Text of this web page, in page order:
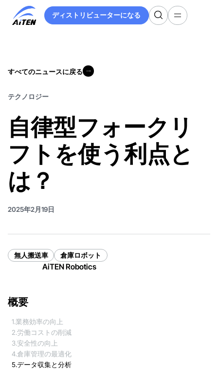
ディストリビューターになる
ディストリビューターになる
すべてのニュースに戻る
テクノロジー
自律型フォークリ
フトを使う利点と
は？
2025年2月19日
無人搬送車 倉庫ロボット
AiTEN Robotics
概要
1.業務効率の向上
2.労働コストの削減
3.安全性の向上
4.倉庫管理の最適化
5.データ収集と分析